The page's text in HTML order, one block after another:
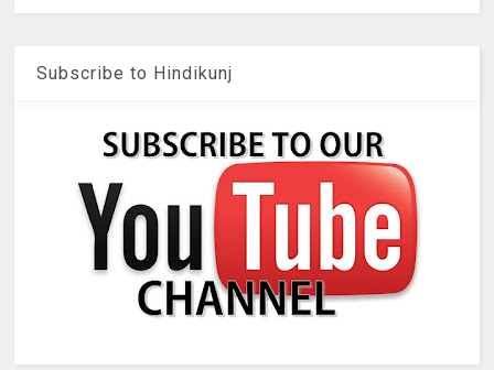
Subscribe to Hindikunj